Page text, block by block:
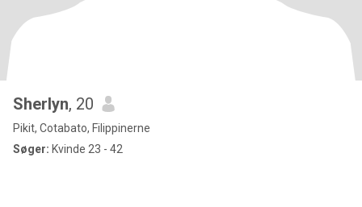
Sherlyn, 20
Pikit, Cotabato, Filippinerne
Søger: Kvinde 23 - 42